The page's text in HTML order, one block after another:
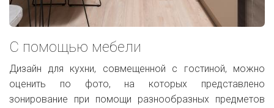
С помощью мебели
Дизайн для кухни, совмещенной с гостиной, можно
оценить по фото, на которых представлено
зонирование при помощи разнообразных предметов